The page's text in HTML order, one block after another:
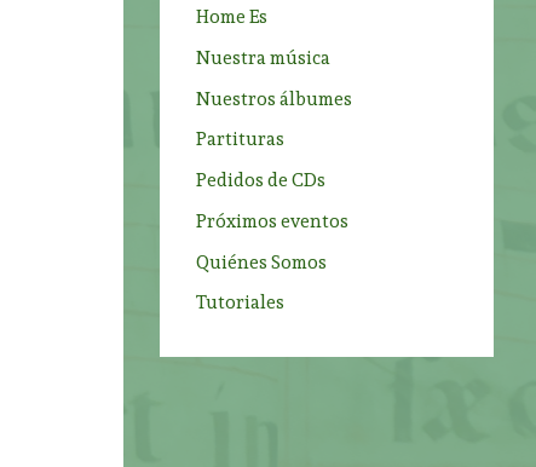
Home Es
Nuestra música
Nuestros álbumes
Partituras
Pedidos de CDs
Próximos eventos
Quiénes Somos
Tutoriales